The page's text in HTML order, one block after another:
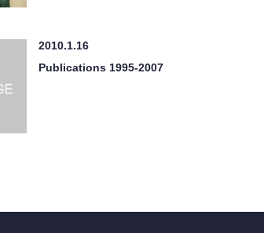
2010.1.16
Publications 1995-2007